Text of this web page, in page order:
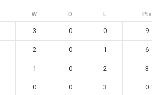
W D L Pts
3 0 0 9
2 0 1 6
1 0 2 3
0 0 3 0